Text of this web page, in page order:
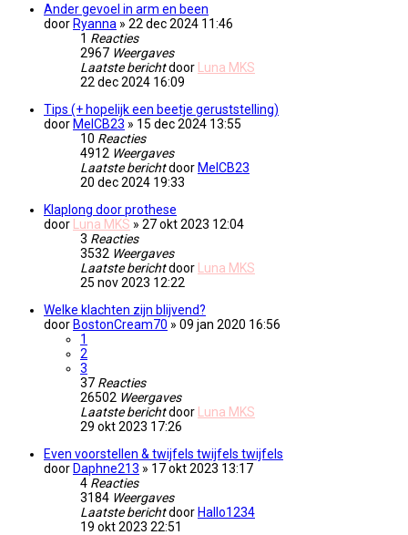
Ander gevoel in arm en been
door Ryanna » 22 dec 2024 11:46
1 Reacties
2967 Weergaves
Laatste berichtdoor
Luna MKS
22 dec 2024 16:09
Tips (+ hopelijk een beetje geruststelling)
door MelCB23 » 15 dec 2024 13:55
10 Reacties
4912 Weergaves
Laatste berichtdoor MelCB23
20 dec 2024 19:33
Klaplong door prothese
door
Luna MKS » 27 okt 2023 12:04
3 Reacties
3532 Weergaves
Laatste berichtdoor
Luna MKS
25 nov 2023 12:22
Welke klachten zijn blijvend?
door BostonCream70 » 09 jan 2020 16:56
1
2
3
37 Reacties
26502 Weergaves
Laatste berichtdoor
Luna MKS
29 okt 2023 17:26
Even voorstellen & twijfels twijfels twijfels
door Daphne213 » 17 okt 2023 13:17
4 Reacties
3184 Weergaves
Laatste berichtdoor Hallo1234
19 okt 2023 22:51